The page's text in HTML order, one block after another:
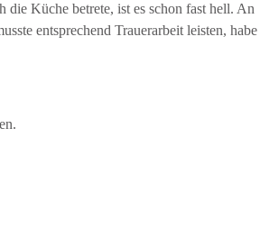
Küche betrete, ist es schon fast hell. An
entsprechend Trauerarbeit leisten, habe